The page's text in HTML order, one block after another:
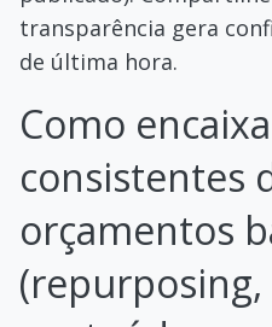
transparência gera
de última hora.
Como
consistentes
orçamentos